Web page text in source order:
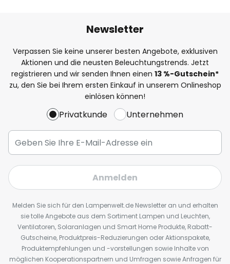
Newsletter
Verpassen Sie keine unserer besten Angebote, exklusiven
Aktionen und die neusten Beleuchtungstrends. Jetzt
registrieren und wir senden Ihnen einen 13 %-Gutschein*
zu, den Sie bei Ihrem ersten Einkauf in unserem Onlineshop
einlösen können!
Privatkunde Unternehmen
Anmelden
Melden Sie sich für den Lampenwelt.de Newsletter an und erhalten
sie tolle Angebote aus dem Sortiment Lampen und Leuchten,
Ventilatoren, Solaranlagen und Smart Home Produkte, Rabatt-
Gutscheine, Produktpreis-Reduzierungen oder Aktionspakete,
Produktempfehlungen und -vorstellungen sowie Inhalte von
möglichen Kooperationspartnern und Umfragen sowie Anfragen für